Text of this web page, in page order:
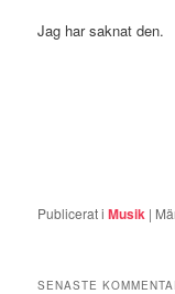
Jag har saknat den.
Publicerat i Musik |
SENASTE